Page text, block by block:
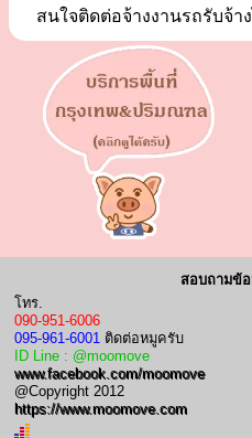
สนใจติดต่อจ้างงานรถรับจ้า
สอบถามข้อ
โทร.
090-951-6006
095-961-6001 ติดต่อหมูครับ
ID Line : @moomove
www.facebook.com/moomove
@Copyright 2012
https://www.moomove.com